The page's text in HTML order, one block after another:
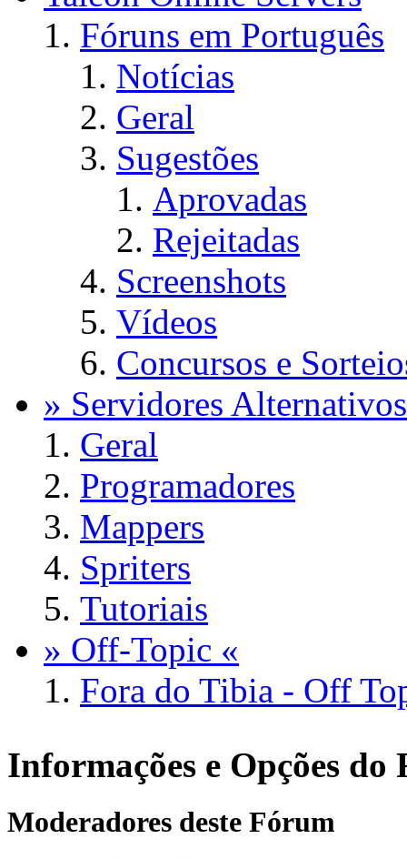
Fóruns em Português
Notícias
Geral
Sugestões
Aprovadas
Rejeitadas
Screenshots
Vídeos
Concursos e
» Servidores
Geral
Programadores
Mappers
Spriters
Tutoriais
» Off-Topic «
Fora do Tibia - Off
Informações e Opções do
Moderadores deste Fórum